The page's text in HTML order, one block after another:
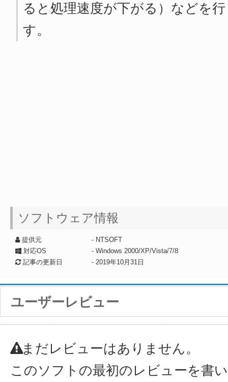
ると処理速度が下がる）などを
す。
ソフトウェア情報
提供元
- NTSOFT
対応OS
- Windows 2000/XP/Vista/7/8
記事の更新日
- 2019年10月31日
ユーザーレビュー
まだレビューはありません。
このソフトの最初のレビューを書